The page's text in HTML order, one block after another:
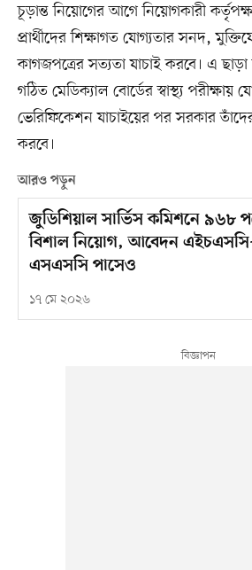
চূড়ান্ত নিয়োগের আগে নিয়োগকারী কর্তৃপক্ষ
প্রার্থীদের শিক্ষাগত যোগ্যতার সনদ,
কাগজপত্রের সত্যতা যাচাই করবে। এ ছাড়া
গঠিত মেডিক্যাল বোর্ডের স্বাস্থ্য
ভেরিফিকেশন যাচাইয়ের পর সরকার
করবে।
আরও পড়ুন
জুডিশিয়াল সার্ভিস কমিশনে ৯৬৮
বিশাল নিয়োগ, আবেদন
এসএসসি পাসেও
১৭ মে ২০২৬